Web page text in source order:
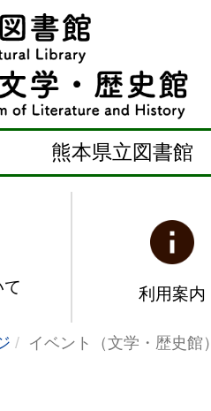
熊本県立図書館
利用案内
イベント（文学・歴史館）